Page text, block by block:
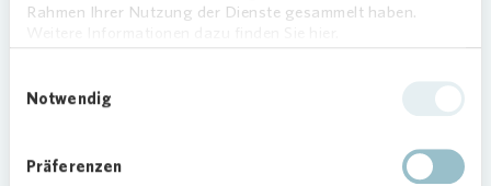
Rahmen Ihrer Nutzung der Dienste gesammelt haben.
Notwendig
Präferenzen
Verbenen sowie kleine Himbeer- und
Pflanzton zum Einsatz.